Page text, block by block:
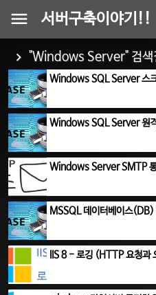
서버구축이야기!!
"Windows Server" 검
Windows SQL Server 스
Windows SQL Server 원격
Windows Server SMTP
MSSQL 데이터베이스(DB)
IIS 8 - 로깅 (HTTP 요청과